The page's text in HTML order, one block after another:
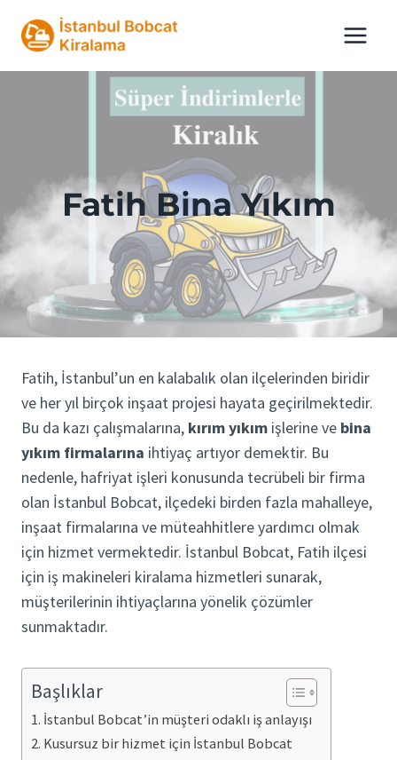
Fatih Bina Yıkım
Fatih, İstanbul’un en kalabalık olan ilçelerinden biridir
ve her yıl birçok inşaat projesi hayata geçirilmektedir.
Bu da kazı çalışmalarına, kırım yıkım işlerine ve bina
yıkım firmalarına ihtiyaç artıyor demektir. Bu
nedenle, hafriyat işleri konusunda tecrübeli bir firma
olan İstanbul Bobcat, ilçedeki birden fazla mahalleye,
inşaat firmalarına ve müteahhitlere yardımcı olmak
için hizmet vermektedir. İstanbul Bobcat, Fatih ilçesi
için iş makineleri kiralama hizmetleri sunarak,
müşterilerinin ihtiyaçlarına yönelik çözümler
sunmaktadır.
Başlıklar
İstanbul Bobcat’in müşteri odaklı iş anlayışı
Kusursuz bir hizmet için İstanbul Bobcat